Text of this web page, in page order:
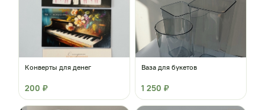
Конверты для денег
200 ₽
Ваза для букетов
1 250 ₽